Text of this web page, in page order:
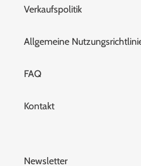
Verkaufspolitik
Allgemeine
FAQ
Kontakt
Newsletter